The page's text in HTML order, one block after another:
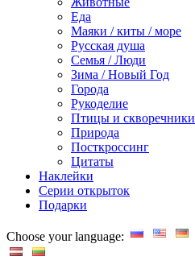
Еда
Маяки / киты / море
Русская душа
Семья / Люди
Зима / Новый Год
Города
Рукоделие
Птицы и скворечники
Природа
Посткроссинг
Цитаты
Наклейки
Серии открыток
Подарки
Choose your language: